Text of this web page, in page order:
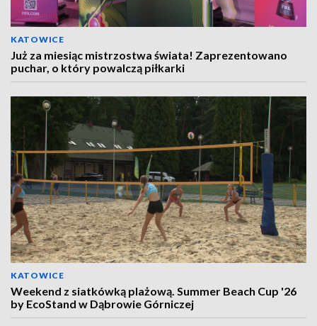
KATOWICE
Już za miesiąc mistrzostwa świata! Zaprezentowano
puchar, o który powalczą piłkarki
KATOWICE
Weekend z siatkówką plażową. Summer Beach Cup '26
by EcoStand w Dąbrowie Górniczej